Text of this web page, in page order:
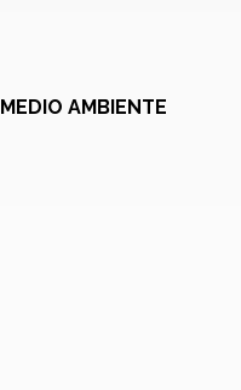
MEDIO AMBIENTE